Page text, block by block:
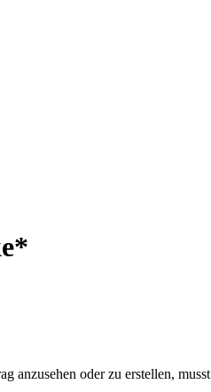
anzusehen oder zu erstellen,